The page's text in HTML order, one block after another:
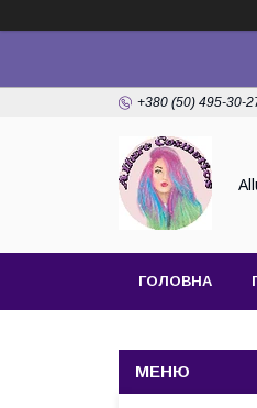
+380 (50) 495-30-
ГОЛОВНА